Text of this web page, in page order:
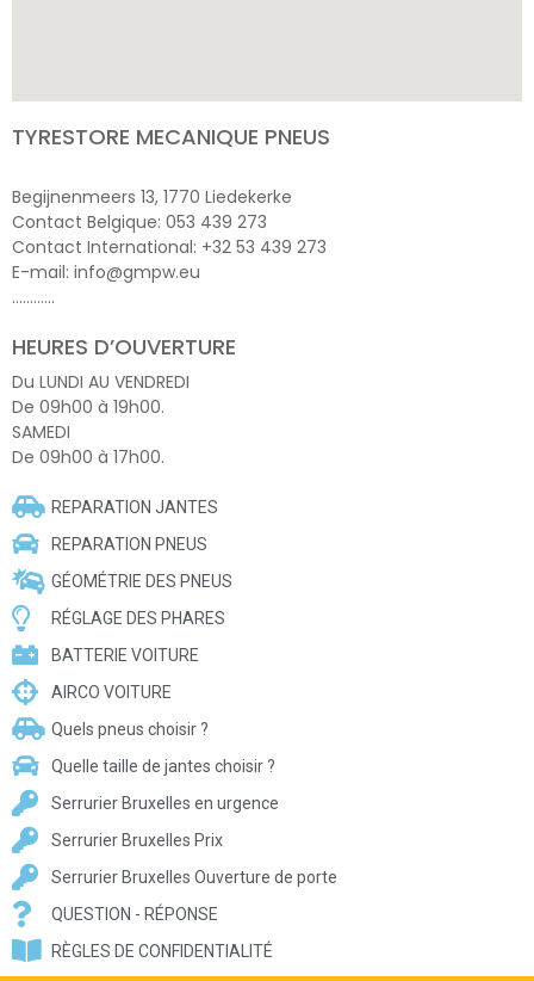
TYRESTORE MECANIQUE PNEUS
Begijnenmeers 13, 1770 Liedekerke
Contact Belgique: 053 439 273
Contact International: +32 53 439 273
E-mail: info@gmpw.eu
…………
HEURES D’OUVERTURE
Du LUNDI AU VENDREDI
De 09h00 à 19h00.
SAMEDI
De 09h00 à 17h00.
REPARATION JANTES
REPARATION PNEUS
GÉOMÉTRIE DES PNEUS
RÉGLAGE DES PHARES
BATTERIE VOITURE
AIRCO VOITURE
Quels pneus choisir ?
Quelle taille de jantes choisir ?
Serrurier Bruxelles en urgence
Serrurier Bruxelles Prix
Serrurier Bruxelles Ouverture de porte
QUESTION - RÉPONSE
RÈGLES DE CONFIDENTIALITÉ